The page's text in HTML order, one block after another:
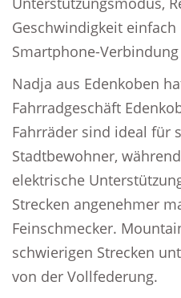
Geschwindigkeit
Smartphone-
Nadja aus Edenkoben
Fahrradgeschäft
Fahrräder sind ideal für
Stadtbewohner,
elektrische
Strecken angenehmer
Feinschmecker.
schwierigen Strecken
von der Vollfederung.